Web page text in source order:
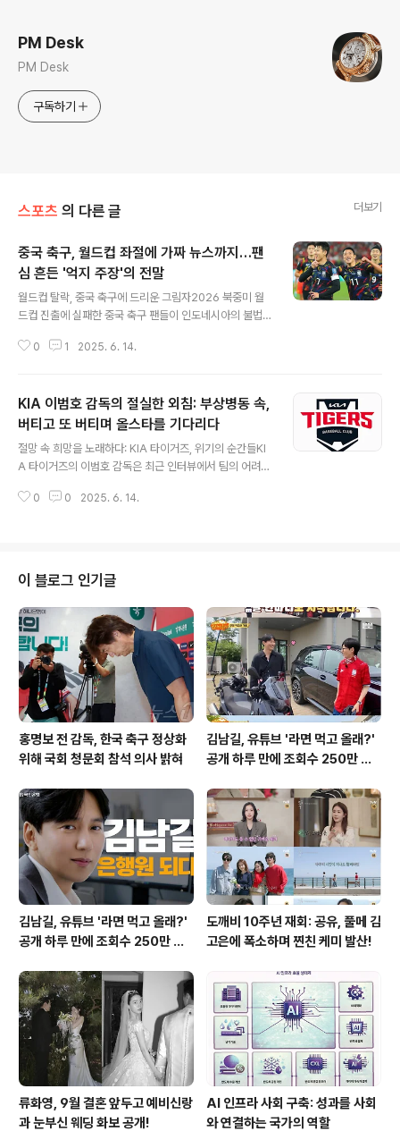
PM Desk
PM Desk
구독하기
스포츠 의 다른 글 더보기
중국 축구, 월드컵 좌절에 가짜 뉴스까지…팬
심 흔든 '억지 주장'의 전말
월드컵 탈락, 중국 축구에 드리운 그림자2026 북중미 월
드컵 진출에 실패한 중국 축구 팬들이 인도네시아의 불법
02 한일 월드컵 이후 6회 연속 본선 진출에 실패하며 굴욕
출마저 좌절되었습니다. 가짜 뉴스의 등장: 억지 주장의 시
작중국 팬들은 인도네시아 골키퍼 마르텐 파스의 불법 귀
화를 주장하며, 중국-인도네시아전 몰수승과 순위 변경을
요구했습니다. 이는 중국 SNS 웨이보에서 시작된 한 네티
령별 대표팀 출전 기록이 있지만, 인도네시아로 귀화하여 F
0 1 2025. 6. 14.
KIA 이범호 감독의 절실한 외침: 부상병동 속,
버티고 또 버티며 올스타를 기다리다
절망 속 희망을 노래하다: KIA 타이거즈, 위기의 순간들KI
A 타이거즈의 이범호 감독은 최근 인터뷰에서 팀의 어려운
간절히 기다리며, 현재의 어려움을 극복하려는 굳건한 의
하며, 남은 선수들과 함께 전진하겠다는 의지를 다지고 있
습니다. 감독실 뎁스 차트의 슬픈 현실: 부상 선수들의 이름
표이범호 감독은 감독실에 있는 선수 현황 뎁스 차트를 언
급하며, 부상 선수들의 이름을 빼놓았다고 밝혔습니다. 이
는 현재 KIA 타이거즈가 처한 현실을 단적으로 보여주는
장면입니다. 경기에 나설 수..
0 0 2025. 6. 14.
이 블로그 인기글
홍명보 전 감독, 한국 축구 정상화
위해 국회 청문회 참석 의사 밝혀
김남길, 유튜브 '라면 먹고 올래?'
공개 하루 만에 조회수 250만 돌
김남길, 유튜브 '라면 먹고 올래?'
공개 하루 만에 조회수 250만 돌
도깨비 10주년 재회: 공유, 풀메 김
고은에 폭소하며 찐친 케미 발산!
류화영, 9월 결혼 앞두고 예비신랑
과 눈부신 웨딩 화보 공개!
AI 인프라 사회 구축: 성과를 사회
와 연결하는 국가의 역할